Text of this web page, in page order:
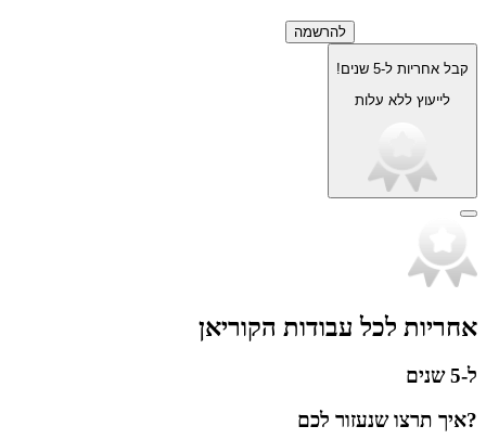
קבל אחריות ל-5 שנים!
לייעוץ ללא עלות
אחריות לכל עבודות הקוריאן
ל-5 שנים
?איך תרצו שנעזור לכם